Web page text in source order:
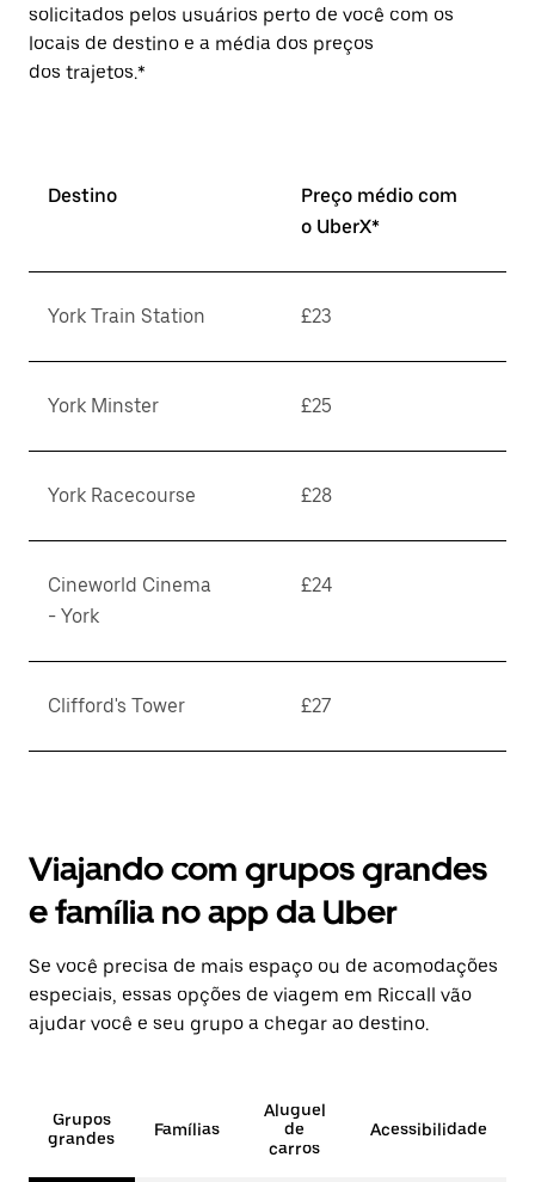
solicitados pelos usuários perto de você com os
locais de destino e a média dos preços
dos trajetos.*
Destino
Preço médio com
o UberX*
York Train Station £23
York Minster £25
York Racecourse £28
Cineworld Cinema
- York
£24
Clifford's Tower £27
Viajando com grupos grandes
e família no app da Uber
Se você precisa de mais espaço ou de acomodações
especiais, essas opções de viagem em Riccall vão
ajudar você e seu grupo a chegar ao destino.
Grupos
grandes
Famílias
Aluguel
de
carros
Acessibilidade